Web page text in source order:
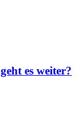
es weiter?